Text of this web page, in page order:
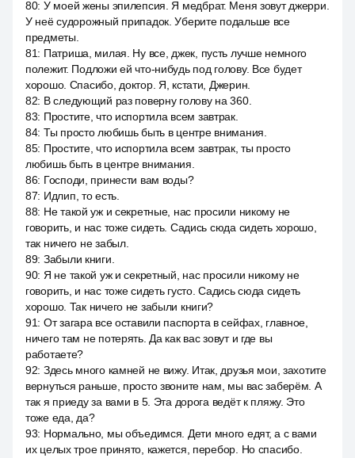
80: У моей жены эпилепсия. Я медбрат. Меня зовут джерри.
У неё судорожный припадок. Уберите подальше все
предметы.
81: Патриша, милая. Ну все, джек, пусть лучше немного
полежит. Подложи ей что-нибудь под голову. Все будет
хорошо. Спасибо, доктор. Я, кстати, Джерин.
82: В следующий раз поверну голову на 360.
83: Простите, что испортила всем завтрак.
84: Ты просто любишь быть в центре внимания.
85: Простите, что испортила всем завтрак, ты просто
любишь быть в центре внимания.
86: Господи, принести вам воды?
87: Идлип, то есть.
88: Не такой уж и секретные, нас просили никому не
говорить, и нас тоже сидеть. Садись сюда сидеть хорошо,
так ничего не забыл.
89: Забыли книги.
90: Я не такой уж и секретный, нас просили никому не
говорить, и нас тоже сидеть густо. Садись сюда сидеть
хорошо. Так ничего не забыли книги?
91: От загара все оставили паспорта в сейфах, главное,
ничего там не потерять. Да как вас зовут и где вы
работаете?
92: Здесь много камней не вижу. Итак, друзья мои, захотите
вернуться раньше, просто звоните нам, мы вас заберём. А
так я приеду за вами в 5. Эта дорога ведёт к пляжу. Это
тоже еда, да?
93: Нормально, мы объедимся. Дети много едят, а с вами
их целых трое принято, кажется, перебор. Но спасибо.